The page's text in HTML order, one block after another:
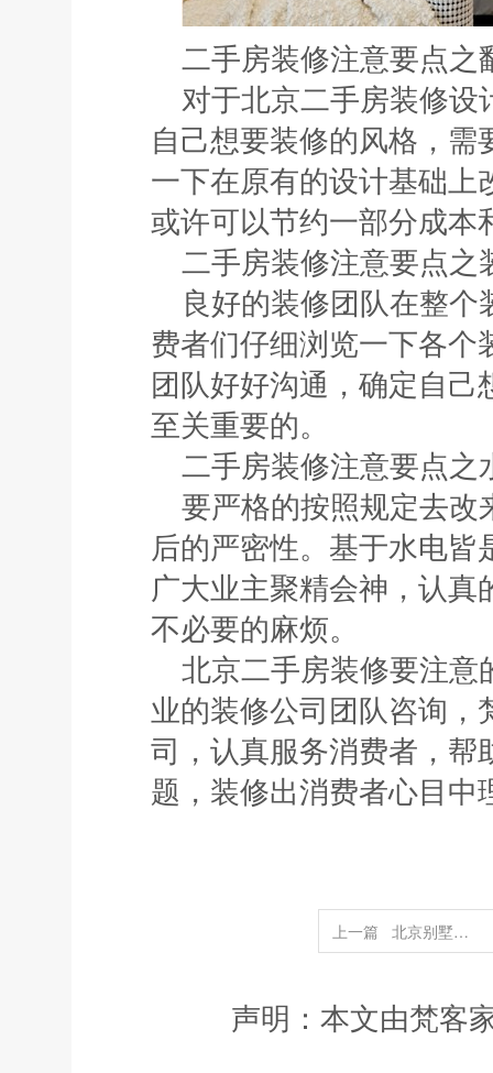
二手房装修注意要点之
对于北京二手房装修设
自己想要装修的风格，
一下在原有的设计基础
或许可以节约一部分成本
二手房装修注意要点之
良好的装修团队在整
费者们仔细浏览一下各
团队好好沟通，确定自
至关重要的。
二手房装修注意要点之
要严格的按照规定去
后的严密性。基于水电
广大业主聚精会神，认
不必要的麻烦。
北京二手房装修要注意
业的装修公司团队咨询，
司，认真服务消费者，
题，装修出消费者心目中
上一篇 北京别墅装修设计攻略
声明：本文由梵客